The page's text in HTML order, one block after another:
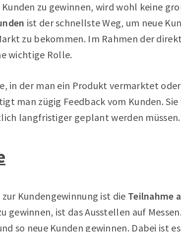
zu gewinnen, wird wohl keine
ist der schnellste Weg, um neue
zu bekommen. Im Rahmen der
wichtige Rolle.
in der man ein Produkt vermarktet
man zügig Feedback vom Kunden.
langfristiger geplant werden müssen.
Kundengewinnung ist die Teilnahme
gewinnen, ist das Ausstellen auf
so neue Kunden gewinnen. Dabei ist